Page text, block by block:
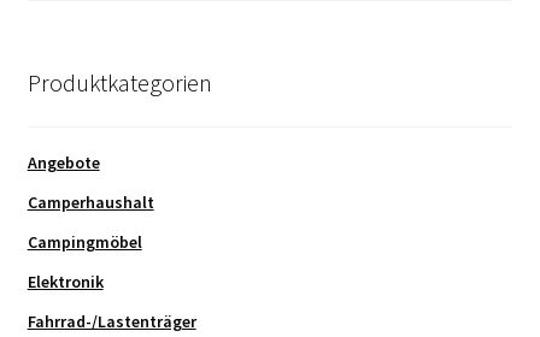
Produktkategorien
Angebote
Camperhaushalt
Campingmöbel
Elektronik
Fahrrad-/Lastenträger